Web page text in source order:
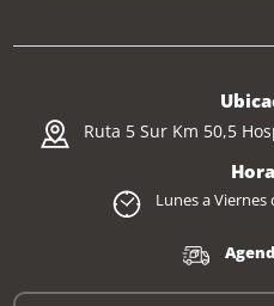
Ruta 5 Sur Km 50,5
Lunes a Viernes